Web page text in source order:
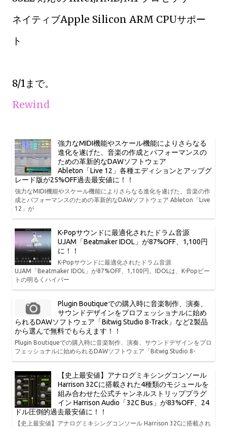
ネイティブApple Silicon ARM CPUサポー
ト
8/1まで。
Rewind
強力なMIDI機能やスケール機能によりさらなる
進化を遂げた、音楽の作成とパフォーマンスの
ための革新的なDAWソフトウェア
Ableton「Live 12」各種エディションとアップグ
レード版が25%OFF過去最安値に！！
強力なMIDI機能やスケール機能によりさらなる進化を遂げた、音楽の作
成とパフォーマンスのための革新的なDAWソフトウェア Ableton「Live
12」が
K-Popサウンドに最適化されたドラム音源
UJAM「Beatmaker IDOL」が87%OFF、1,100円
に！！
K-Popサウンドに最適化されたドラム音源
UJAM「Beatmaker IDOL」が87%OFF、1,100円。IDOLは、K-Popビー
トの明るくハイパー
Plugin Boutiqueでの購入時に音楽制作、演奏、
サウンドデザインをプロフェッショナルに始め
られるDAWソフトウェア「Bitwig Studio 8-Track」など2製品
から選んで無料でもらえます！！
Plugin Boutiqueでの購入時に音楽制作、演奏、サウンドデザインをプロ
フェッショナルに始められるDAWソフトウェア「Bitwig Studio 8-
【史上最安値】アナログミキシングコンソール
Harrison 32Cに搭載された4種類のモジュールを
組み合わせた公式チャンネルストリッププラグ
イン Harrison Audio「32C Bus」が83%OFF、24
ドル圧倒的過去最安値に！！
【史上最安値】アナログミキシングコンソール Harrison 32Cに搭載され